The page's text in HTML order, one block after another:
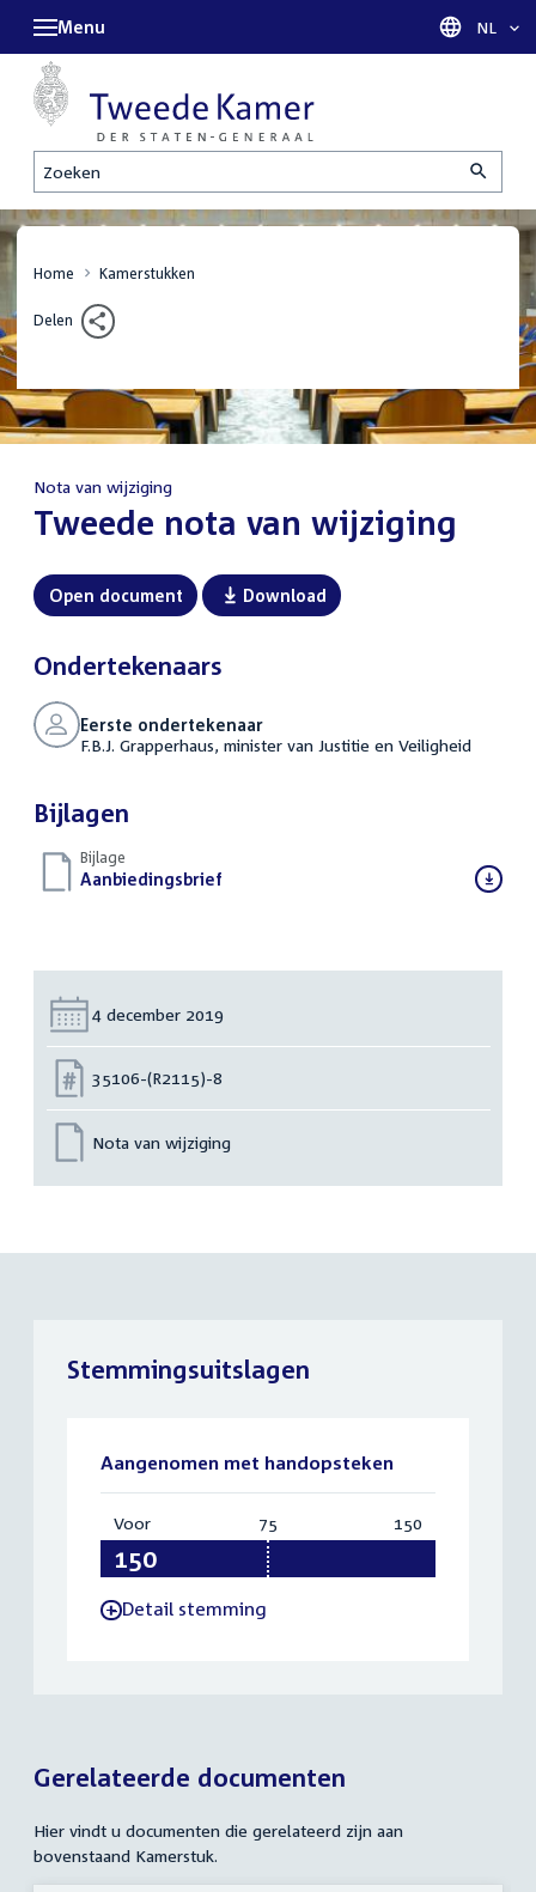
Zoeken
Menu Taal
NL
Home Kamerstukken
Delen
Nota van wijziging
:Tweede nota van wijziging
Open document Download
Ondertekenaars
Eerste ondertekenaar
F.B.J. Grapperhaus, minister van Justitie en Veiligheid
Bijlagen
Bijlage
Download
Aanbiedingsbrief
Datum:
4 december 2019
Nummer:
35106-(R2115)-8
Nota van wijziging
Stemmingsuitslagen
Aangenomen met handopsteken
Voor:
150
75 150
-Detail stemming
Gerelateerde documenten
Hier vindt u documenten die gerelateerd zijn aan
bovenstaand Kamerstuk.